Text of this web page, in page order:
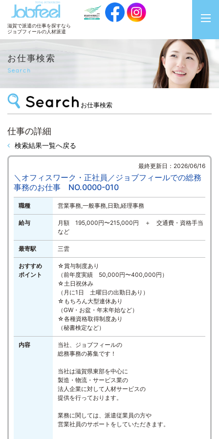
JobFeel
滋賀で派遣の仕事を探すなら
ジョブフィールの人材派遣
お仕事検索
Search
お仕事検索
仕事の詳細
検索結果一覧へ戻る
最終更新日：2026/06/16
＼オフィスワーク・正社員／ジョブフィールでの総務
事務のお仕事 NO.0000-010
職種 営業事務,一般事務,日勤,経理事務
給与
月額 195,000円〜215,000円 ＋ 交通費・資格手当
など
最寄駅 三雲
おすすめ
ポイント
☆賞与制度あり
（前年度実績 50,000円〜400,000円）
☆土日祝休み
（月に1日 土曜日の出勤日あり）
☆もちろん大型連休あり
（GW・お盆・年末年始など）
☆各種資格取得制度あり
（秘書検定など）
内容
当社、ジョブフィールの
総務事務の募集です！
当社は滋賀県東部を中心に
製造・物流・サービス業の
法人企業に対して人材サービスの
提供を行っております。
業務に関しては、派遣従業員の方や
営業社員のサポートをしていただきます。